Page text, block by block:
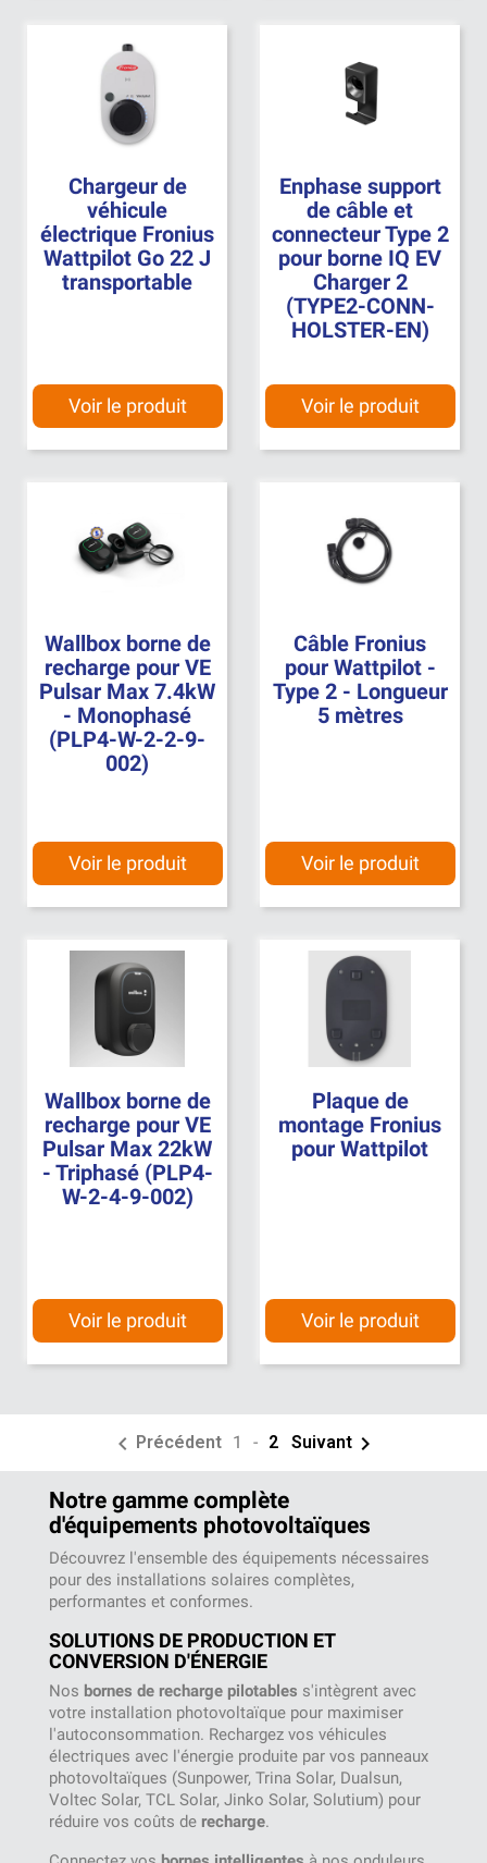
Chargeur de
véhicule
électrique Fronius
Wattpilot Go 22 J
transportable
Voir le produit
Enphase support
de câble et
connecteur Type 2
pour borne IQ EV
Charger 2
(TYPE2-CONN-
HOLSTER-EN)
Voir le produit
Wallbox borne de
recharge pour VE
Pulsar Max 7.4kW
- Monophasé
(PLP4-W-2-2-9-
002)
Voir le produit
Câble Fronius
pour Wattpilot -
Type 2 - Longueur
5 mètres
Voir le produit
Wallbox borne de
recharge pour VE
Pulsar Max 22kW
- Triphasé (PLP4-
W-2-4-9-002)
Voir le produit
Plaque de
montage Fronius
pour Wattpilot
Voir le produit
 Précédent 1 - 2 Suivant
Notre gamme complète
d'équipements photovoltaïques
Découvrez l'ensemble des équipements nécessaires
pour des installations solaires complètes,
performantes et conformes.
SOLUTIONS DE PRODUCTION ET
CONVERSION D'ÉNERGIE
Nos bornes de recharge pilotables s'intègrent avec
votre installation photovoltaïque pour maximiser
l'autoconsommation. Rechargez vos véhicules
électriques avec l'énergie produite par vos panneaux
photovoltaïques (Sunpower, Trina Solar, Dualsun,
Voltec Solar, TCL Solar, Jinko Solar, Solutium) pour
réduire vos coûts de recharge.